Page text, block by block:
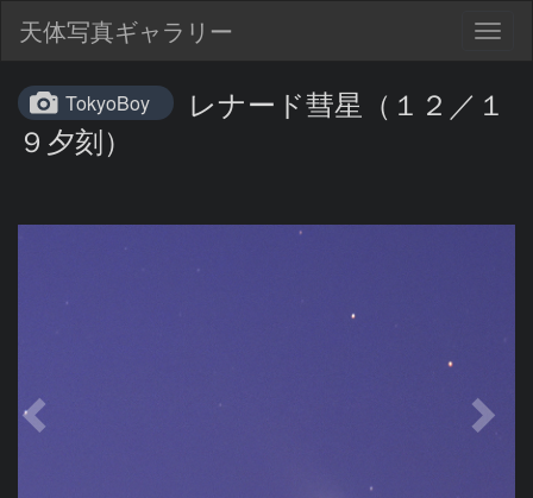
天体写真ギャラリー
TokyoBoy
レナード彗星（１２／１
９夕刻）